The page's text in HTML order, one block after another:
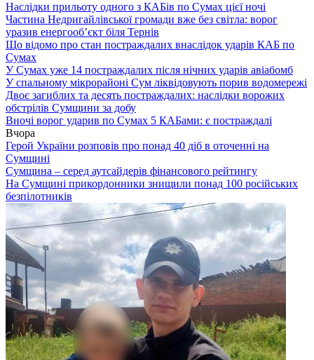
Наслідки прильоту одного з КАБів по Сумах цієї ночі
Частина Недригайлівської громади вже без світла: ворог
уразив енергооб’єкт біля Тернів
Що відомо про стан постраждалих внаслідок ударів КАБ по
Сумах
У Сумах уже 14 постраждалих після нічних ударів авіабомб
У спальному мікрорайоні Сум ліквідовують порив водомережі
Двоє загиблих та десять постраждалих: наслідки ворожих
обстрілів Сумщини за добу
Вночі ворог ударив по Сумах 5 КАБами: є постраждалі
Вчора
Герой України розповів про понад 40 діб в оточенні на
Сумщині
Сумщина – серед аутсайдерів фінансового рейтингу
На Сумщині прикордонники знищили понад 100 російських
безпілотників